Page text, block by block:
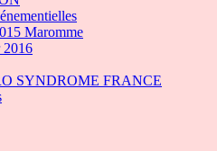
Maromme
2016
SYNDROME FRANCE